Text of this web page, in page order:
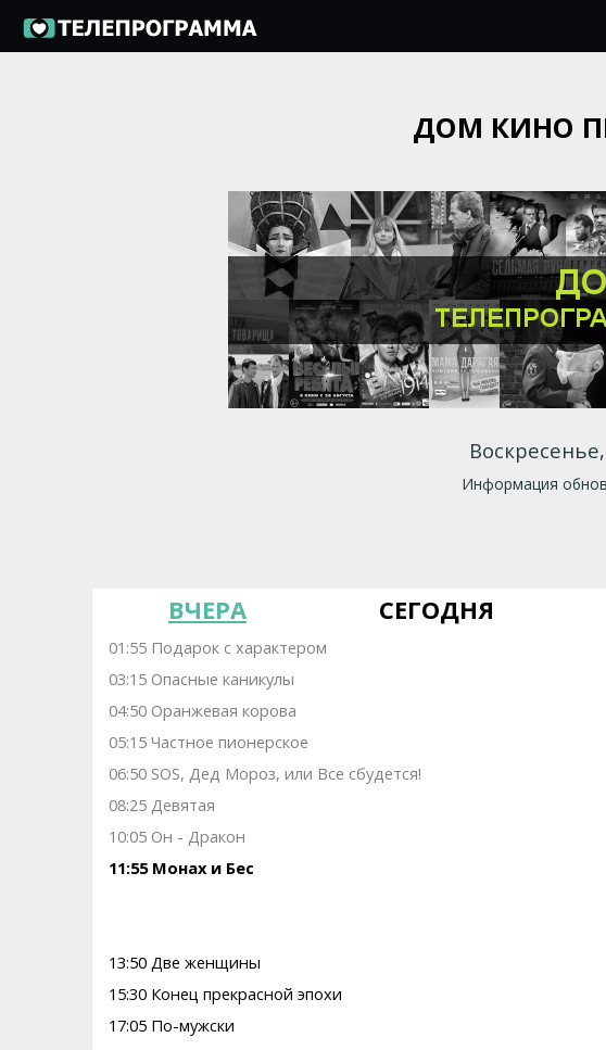
ДОМ КИНО
Информация
ВЧЕРА СЕГОДНЯ
01:55 Подарок с характером
03:15 Опасные каникулы
04:50 Оранжевая корова
05:15 Частное пионерское
06:50 SOS, Дед Мороз, или Все сбудется!
08:25 Девятая
10:05 Он - Дракон
11:55 Монах и Бес
13:50 Две женщины
15:30 Конец прекрасной эпохи
17:05 По-мужски